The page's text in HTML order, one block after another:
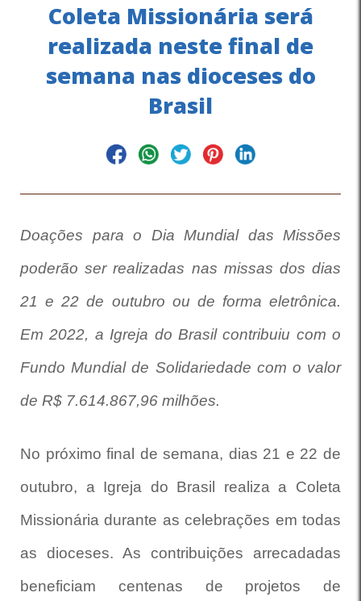
Coleta Missionária será
realizada neste final de
semana nas dioceses do
Brasil
Doações para o Dia Mundial das Missões
poderão ser realizadas nas missas dos dias
21 e 22 de outubro ou de forma eletrônica.
Em 2022, a Igreja do Brasil contribuiu com o
Fundo Mundial de Solidariedade com o valor
de R$ 7.614.867,96 milhões.
No próximo final de semana, dias 21 e 22 de
outubro, a Igreja do Brasil realiza a Coleta
Missionária durante as celebrações em todas
as dioceses. As contribuições arrecadadas
beneficiam centenas de projetos de